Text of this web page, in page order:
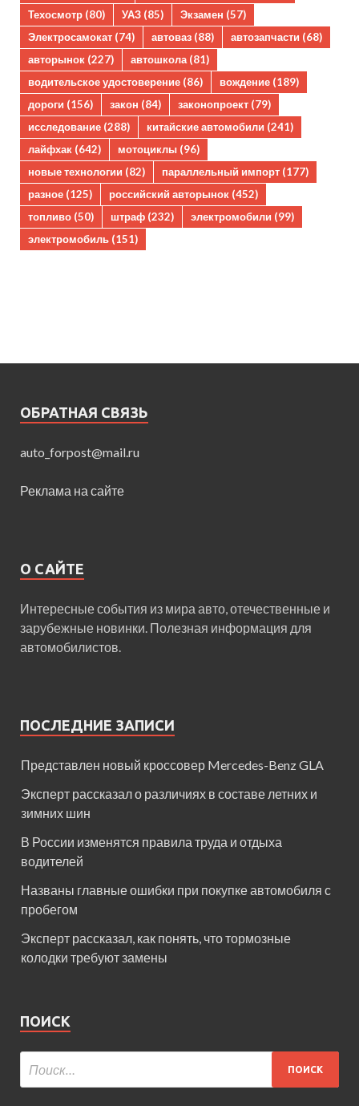
Техосмотр (80) УАЗ (85) Экзамен (57)
Электросамокат (74) автоваз (88) автозапчасти (68)
авторынок (227) автошкола(81)
водительское удостоверение (86) вождение (189)
дороги (156) закон (84) законопроект (79)
исследование (288) китайские автомобили (241)
лайфхак (642) мотоциклы (96)
новые технологии (82) параллельный импорт (177)
разное (125) российский авторынок (452)
топливо (50) штраф (232) электромобили (99)
электромобиль (151)
ОБРАТНАЯ СВЯЗЬ
auto_forpost@mail.ru
Реклама на сайте
О САЙТЕ
Интересные события из мира авто, отечественные и
зарубежные новинки. Полезная информация для
автомобилистов.
ПОСЛЕДНИЕ ЗАПИСИ
Представлен новый кроссовер Mercedes-Benz GLA
Эксперт рассказал о различиях в составе летних и
зимних шин
В России изменятся правила труда и отдыха
водителей
Названы главные ошибки при покупке автомобиля с
пробегом
Эксперт рассказал, как понять, что тормозные
колодки требуют замены
ПОИСК